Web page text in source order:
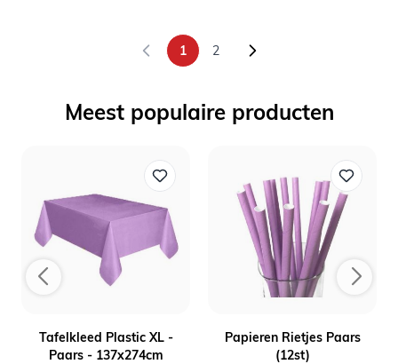
U lees momenteel pagina
1 Pagina
2
Meest populaire producten
Tafelkleed Plastic XL -
Paars - 137x274cm
Papieren Rietjes Paars
(12st)